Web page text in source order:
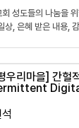
성도들의 나눔을
상, 은혜 받은 내용,
우리마을] 간헐